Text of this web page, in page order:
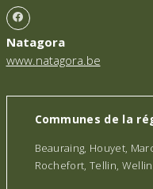
Natagora
www.natagora.be
Communes de la
Beauraing, Houyet,
Rochefort, Tellin, Wellin